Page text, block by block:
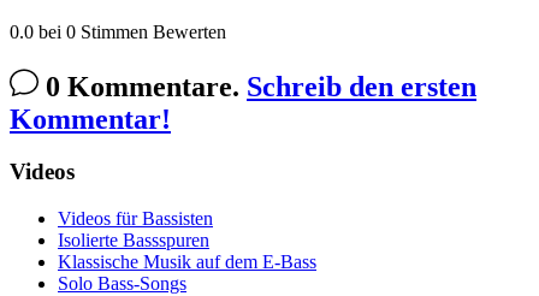
0.0 bei 0 Stimmen Bewerten
0 Kommentare. Schreib den ersten
Kommentar!
Videos
Videos für Bassisten
Isolierte Bassspuren
Klassische Musik auf dem E-Bass
Solo Bass-Songs